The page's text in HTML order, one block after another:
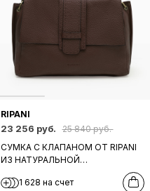
RIPANI
23 256 руб.
25 840 руб.
СУМКА С КЛАПАНОМ ОТ RIPANI
ИЗ НАТУРАЛЬНОЙ
КОРИЧНЕВОЙ КОЖИ
1 628 на счет